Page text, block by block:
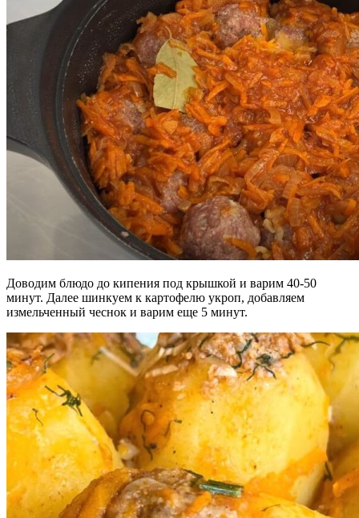
Доводим блюдо до кипения под крышкой и варим 40-50
минут. Далее шинкуем к картофелю укроп, добавляем
измельченный чеснок и варим еще 5 минут.